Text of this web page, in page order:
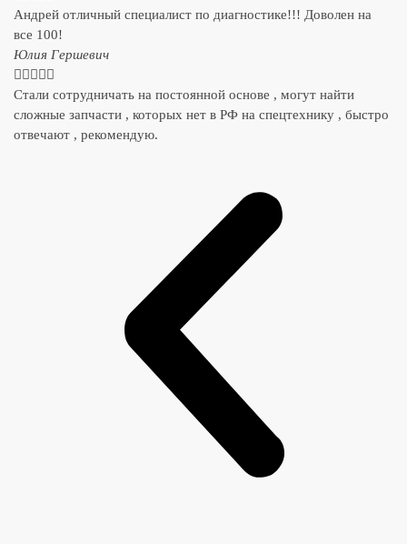
Андрей отличный специалист по диагностике!!! Доволен на
все 100!
​Юлия Гершевич
    
Стали сотрудничать на постоянной основе , могут найти
сложные запчасти , которых нет в РФ на спецтехнику , быстро
отвечают , рекомендую.